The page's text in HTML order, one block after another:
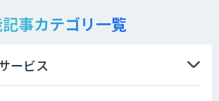
事カテゴリ一覧
ービス